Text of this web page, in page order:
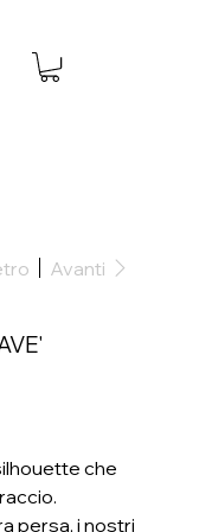
Avanti
che
persa, i nostri